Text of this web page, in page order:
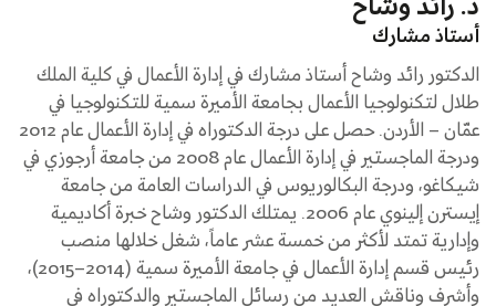
أستاذ مشارك
الدكتور رائد وشاح أستاذ مشارك في إدارة الأعمال في كلية الملك
طلال لتكنولوجيا الأعمال بجامعة الأميرة سمية للتكنولوجيا في
عمّان – الأردن. حصل على درجة الدكتوراه في إدارة الأعمال عام 2012
ودرجة الماجستير في إدارة الأعمال عام 2008 من جامعة أرجوزي في
شيكاغو، ودرجة البكالوريوس في الدراسات العامة من جامعة
إيسترن إلينوي عام 2006. يمتلك الدكتور وشاح خبرة أكاديمية
وإدارية تمتد لأكثر من خمسة عشر عاماً، شغل خلالها منصب
رئيس قسم إدارة الأعمال في جامعة الأميرة سمية (2014–2015)،
وأشرف وناقش العديد من رسائل الماجستير والدكتوراه في